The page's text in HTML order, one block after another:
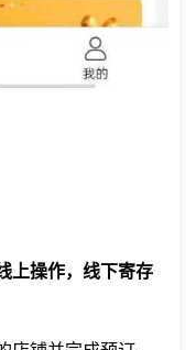
上操作，线下寄存